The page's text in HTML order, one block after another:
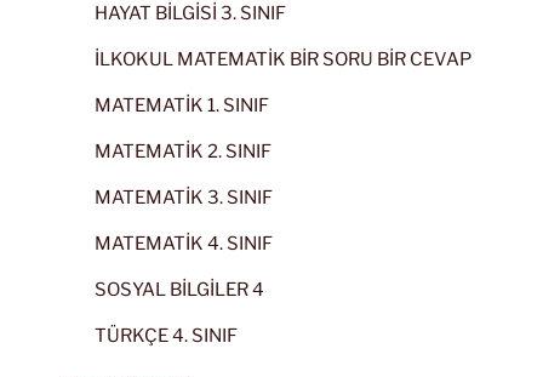
HAYAT BİLGİSİ 3. SINIF
İLKOKUL MATEMATİK BİR SORU BİR CEVAP
MATEMATİK 1. SINIF
MATEMATİK 2. SINIF
MATEMATİK 3. SINIF
MATEMATİK 4. SINIF
SOSYAL BİLGİLER 4
TÜRKÇE 4. SINIF